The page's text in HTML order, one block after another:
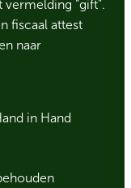
“gift”.
fiscaal attest
naar
in Hand